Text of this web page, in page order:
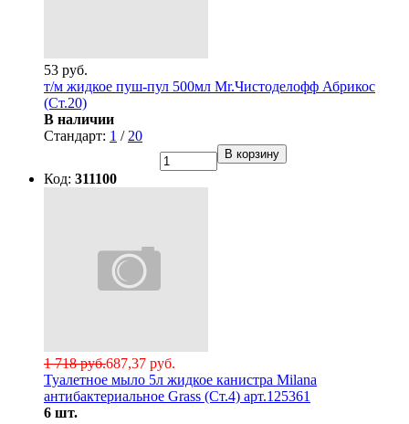
53 руб.
т/м жидкое пуш-пул 500мл Mr.Чистоделофф Абрикос
(Ст.20)
В наличии
Стандарт: 1 / 20
В корзину
Код: 311100
687,37 руб.
1 718 руб.
Туалетное мыло 5л жидкое канистра Milana
антибактериальное Grass (Ст.4) арт.125361
6 шт.